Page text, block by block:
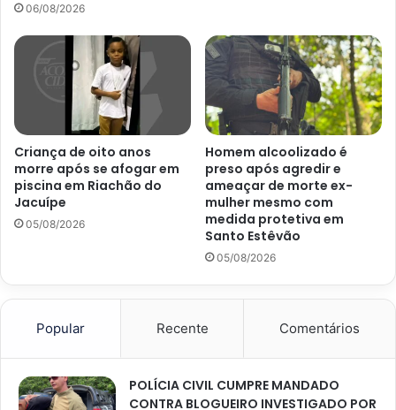
06/08/2026
Criança de oito anos
morre após se afogar em
piscina em Riachão do
Jacuípe
05/08/2026
Homem alcoolizado é
preso após agredir e
ameaçar de morte ex-
mulher mesmo com
medida protetiva em
Santo Estêvão
05/08/2026
Popular Recente Comentários
POLÍCIA CIVIL CUMPRE MANDADO
CONTRA BLOGUEIRO INVESTIGADO POR